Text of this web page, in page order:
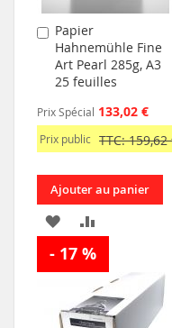
Papier
Hahnemühle Fine
Art Pearl 285g, A3
25 feuilles
Prix Spécial 133,02 €
Prix public TTC: 159,62
Ajouter
au
panier
Ajouter au panier
AJOUTER
À
LISTE
AU
- 17 %